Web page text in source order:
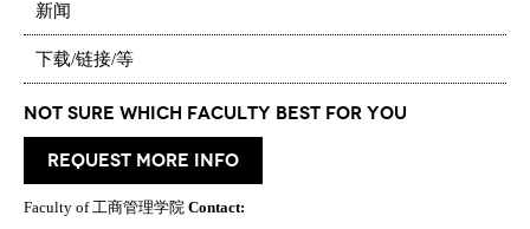
新闻
下载/链接/等
Not Sure which Faculty best for you
request more info
Faculty of 工商管理学院 Contact: